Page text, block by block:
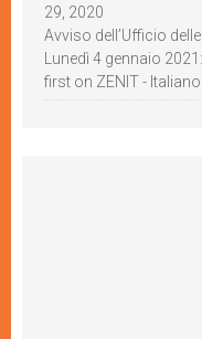
29, 2020
Avviso dell’Ufficio
Lunedì 4 gennaio
first on ZENIT - Italiano.